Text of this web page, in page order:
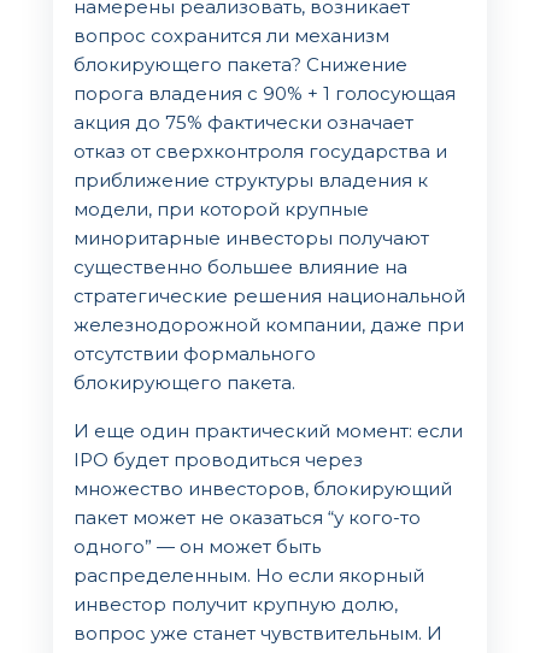
намерены реализовать, возникает
вопрос сохранится ли механизм
блокирующего пакета? Снижение
порога владения с 90% + 1 голосующая
акция до 75% фактически означает
отказ от сверхконтроля государства и
приближение структуры владения к
модели, при которой крупные
миноритарные инвесторы получают
существенно большее влияние на
стратегические решения национальной
железнодорожной компании, даже при
отсутствии формального
блокирующего пакета.
И еще один практический момент: если
IPO будет проводиться через
множество инвесторов, блокирующий
пакет может не оказаться “у кого-то
одного” — он может быть
распределенным. Но если якорный
инвестор получит крупную долю,
вопрос уже станет чувствительным. И